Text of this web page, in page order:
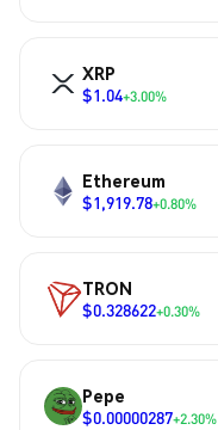
XRP
$1.04+3.00%
Ethereum
$1,919.78+0.80%
TRON
$0.328622+0.30%
Pepe
$0.00000287+2.30%